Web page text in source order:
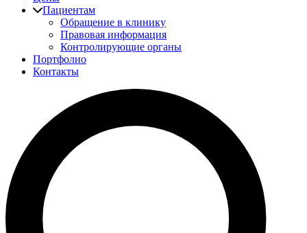
Пациентам
Обращение в клинику
Правовая информация
Контролирующие органы
Портфолио
Контакты